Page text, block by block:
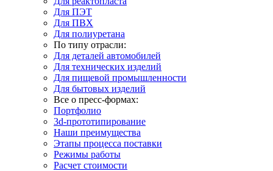
Для ПЭТ
Для ПВХ
Для полиуретана
По типу отрасли:
Для деталей автомобилей
Для технических изделий
Для пищевой промышленности
Для бытовых изделий
Все о пресс-формах:
Портфолио
3d-прототипирование
Наши преимущества
Этапы процесса поставки
Режимы работы
Расчет стоимости